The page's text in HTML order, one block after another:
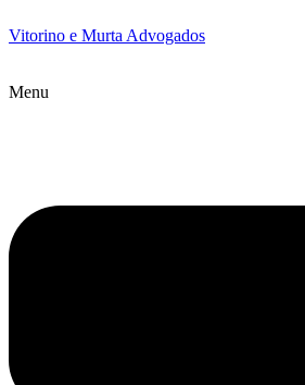
Vitorino e Murta Advogados
Menu